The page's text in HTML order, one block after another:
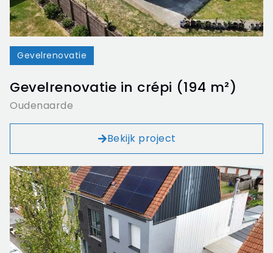
Gevelrenovatie
Gevelrenovatie in crépi (194 m²)
Oudenaarde
Bekijk project